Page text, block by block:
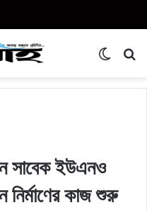
সাবেক ইউএনও
কাজ শুরু